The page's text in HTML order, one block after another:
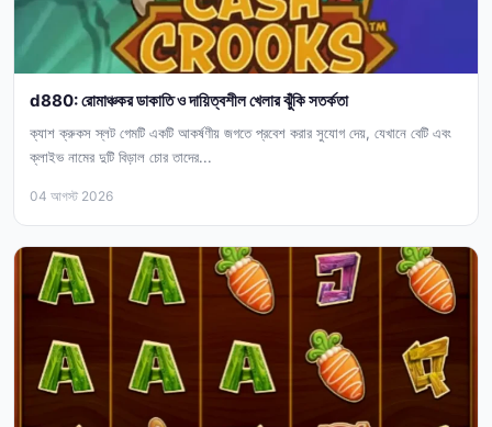
d880: রোমাঞ্চকর ডাকাতি ও দায়িত্বশীল খেলার ঝুঁকি সতর্কতা
ক্যাশ ক্রুকস স্লট গেমটি একটি আকর্ষণীয় জগতে প্রবেশ করার সুযোগ দেয়, যেখানে বেটি এবং
ক্লাইভ নামের দুটি বিড়াল চোর তাদের...
04 আগস্ট 2026